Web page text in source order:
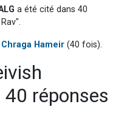
son Maasser
2 personnes viennent de nous rejoindre sur WhatsApp
de donner son Maasser
a été cité dans 40
Chraga Hameir (40 fois).
40 réponses